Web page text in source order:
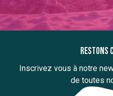
Restons
Inscrivez vous à notre
de toutes